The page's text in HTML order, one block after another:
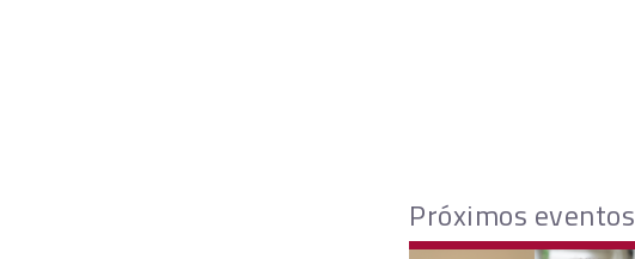
Próximos eventos